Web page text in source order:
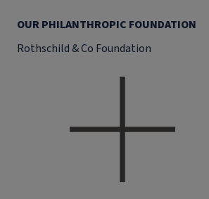
OUR PHILANTHROPIC FOUNDATION
Rothschild & Co Foundation